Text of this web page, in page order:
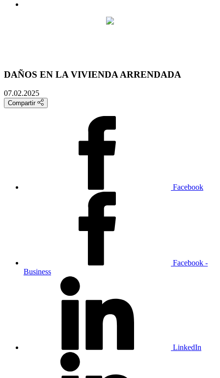
DAÑOS EN LA VIVIENDA ARRENDADA
07.02.2025
Compartir
Facebook
Facebook -
Business
LinkedIn